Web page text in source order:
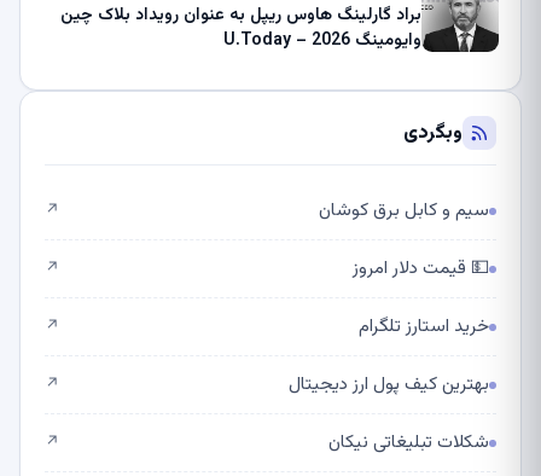
براد گارلینگ هاوس ریپل به عنوان رویداد بلاک چین
وایومینگ 2026 – U.Today
وبگردی
سیم و کابل برق کوشان ↗
💵 قیمت دلار امروز ↗
خرید استارز تلگرام ↗
بهترین کیف پول ارز دیجیتال ↗
شکلات تبلیغاتی نیکان ↗